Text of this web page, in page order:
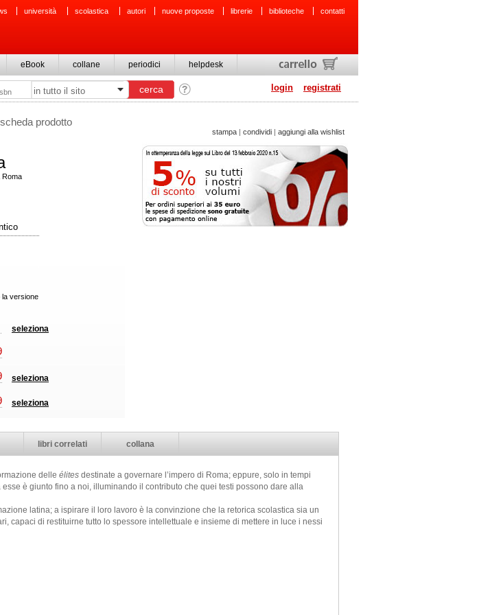
università scolastica autori nuove proposte librerie biblioteche contatti
eBook collane periodici helpdesk
login registrati
prodotto
stampa | condividi | aggiungi alla wishlist
Roma
la versione
seleziona
seleziona
seleziona
libri correlati collana
delle élites destinate a governare l’impero di Roma; eppure, solo in tempi
è giunto fino a noi, illuminando il contributo che quei testi possono dare alla
latina; a ispirare il loro lavoro è la convinzione che la retorica scolastica sia un
capaci di restituirne tutto lo spessore intellettuale e insieme di mettere in luce i nessi